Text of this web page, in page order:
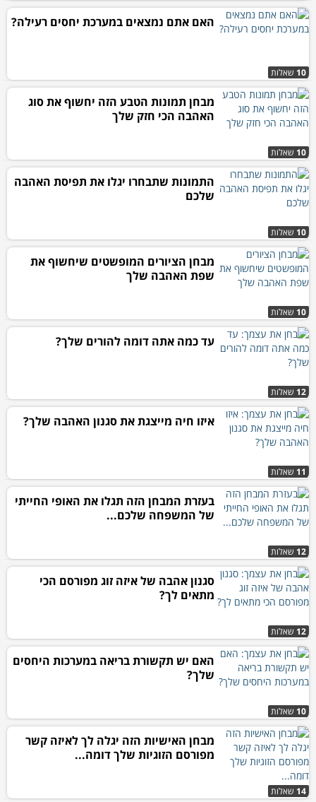
10 שאלות
האם אתם נמצאים במערכת יחסים רעילה?
10 שאלות
מבחן תמונות הטבע הזה יחשוף את סוג
האהבה הכי חזק שלך
10 שאלות
התמונות שתבחרו יגלו את תפיסת האהבה
שלכם
10 שאלות
מבחן הציורים המופשטים שיחשוף את
שפת האהבה שלך
12 שאלות
עד כמה אתה דומה להורים שלך?
11 שאלות
איזו חיה מייצגת את סגנון האהבה שלך?
12 שאלות
בעזרת המבחן הזה תגלו את האופי החייתי
של המשפחה שלכם...
12 שאלות
סגנון אהבה של איזה זוג מפורסם הכי
מתאים לך?
10 שאלות
האם יש תקשורת בריאה במערכות היחסים
שלך?
14 שאלות
מבחן האישיות הזה יגלה לך לאיזה קשר
מפורסם הזוגיות שלך דומה...